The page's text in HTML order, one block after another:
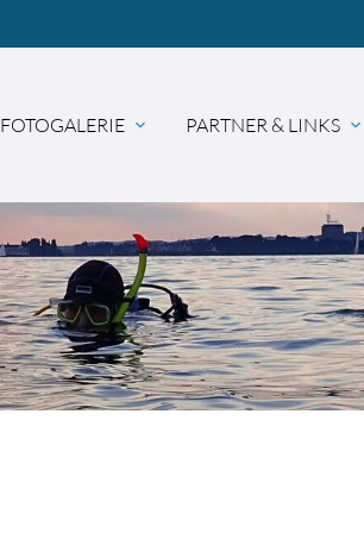
FOTOGALERIE expand_more PARTNER & LINKS expand_more